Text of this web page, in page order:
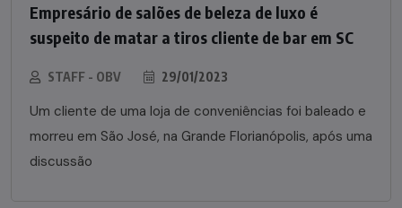
Empresário de salões de beleza de luxo é
suspeito de matar a tiros cliente de bar em SC
STAFF - OBV 29/01/2023
Um cliente de uma loja de conveniências foi baleado e
morreu em São José, na Grande Florianópolis, após uma
discussão